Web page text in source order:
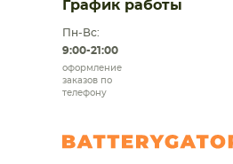
График работы
Пн-Вс:
9:00-21:00
оформление
заказов по
телефону